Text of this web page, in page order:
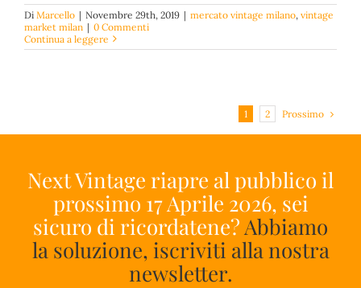
Di Marcello | Novembre 29th, 2019 | mercato vintage milano, vintage
market milan | 0 Commenti
Continua a leggere
1 2 Prossimo
Next Vintage riapre al pubblico il
prossimo 17 Aprile 2026, sei
sicuro di ricordatene? Abbiamo
la soluzione, iscriviti alla nostra
newsletter.